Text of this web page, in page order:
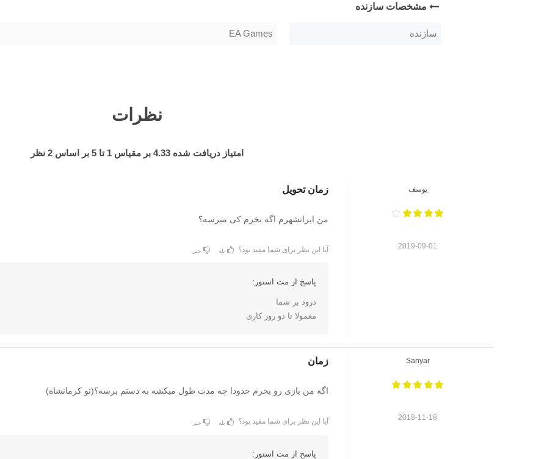
مشخصات سازنده
سازنده EA Games
نظرات
امتیاز دریافت شده4.33 بر مقیاس1 تا5 بر اساس2 نظر
یوسف
2019-09-01
زمان تحویل
من ایرانشهرم اگه بخرم کی میرسه؟
آیا این نظر برای شما مفید بود؟ بله خیر
پاسخ از مت استور:
درود بر شما
معمولا تا دو روز کاری
Sanyar
2018-11-18
زمان
اگه من بازی رو بخرم حدودا چه مدت طول میکشه به دستم برسه؟(تو کرمانشاه)
آیا این نظر برای شما مفید بود؟ بله خیر
پاسخ از مت استور: